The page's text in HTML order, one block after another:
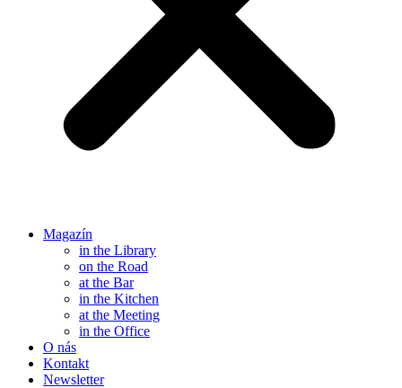
Magazín
in the Library
on the Road
at the Bar
in the Kitchen
at the Meeting
in the Office
O nás
Kontakt
Newsletter